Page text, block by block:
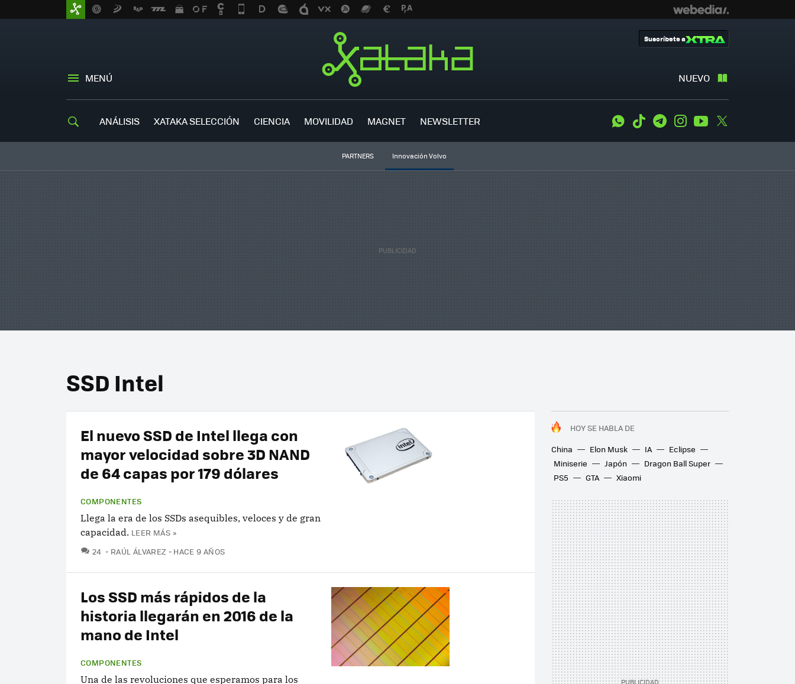
MENÚ NUEVO
Suscríbete a
ANÁLISIS XATAKA SELECCIÓN CIENCIA MOVILIDAD MAGNET NEWSLETTER WhatsApp
Tiktok TelegramInstagramYoutube
PARTNERS Innovación Volvo
SSD Intel
HOY SE HABLA DE
China
Elon Musk IA
Eclipse
Miniserie
Japón
Dragon Ball Super
PS5
GTA Xiaomi
El nuevo SSD de Intel llega con
mayor velocidad sobre 3D NAND
de 64 capas por 179 dólares
COMPONENTES
Llega la era de los SSDs asequibles, veloces y de gran
capacidad. LEER MÁS »
24 COMENTARIOS
RAÚL ÁLVAREZ HACE 9 AÑOS
Los SSD más rápidos de la
historia llegarán en 2016 de la
mano de Intel
COMPONENTES
Una de las revoluciones que esperamos para los